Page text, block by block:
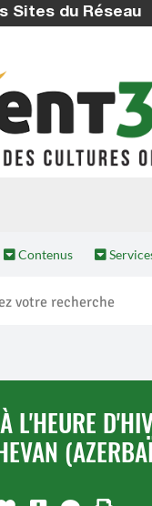
Sites du Réseau
Contenus
L'HEURE